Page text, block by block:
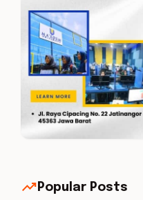
trending_up Popular Posts